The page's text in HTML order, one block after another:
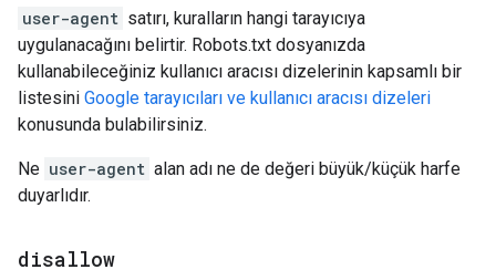
user-agent satırı, kuralların hangi tarayıcıya
uygulanacağını belirtir. Robots.txt dosyanızda
kullanabileceğiniz kullanıcı aracısı dizelerinin kapsamlı bir
listesini Google tarayıcıları ve kullanıcı aracısı dizeleri
konusunda bulabilirsiniz.
Ne user-agent alan adı ne de değeri büyük/küçük harfe
duyarlıdır.
disallow